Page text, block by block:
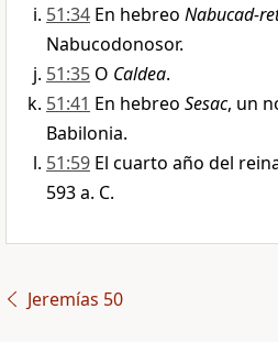
51:34 En hebreo Nabucad-
Nabucodonosor.
51:35 O Caldea.
51:41 En hebreo Sesac, un
Babilonia.
51:59 El cuarto año del
593 a. C.
Jeremías 50